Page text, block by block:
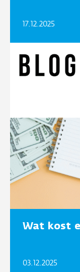
17.12.2025
Wat kost
03.12.2025